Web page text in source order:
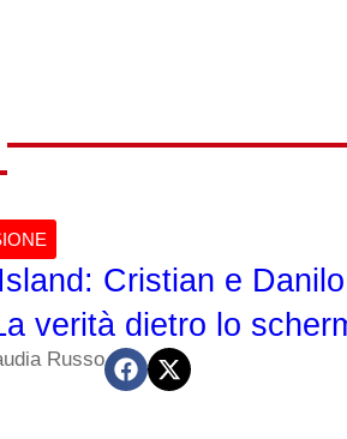
Cristian e
verità dietro lo
Russo